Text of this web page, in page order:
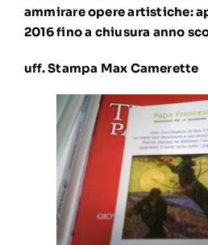
ammirare opere artistiche:
2016 fino a chiusura anno
uff. Stampa Max Camerette